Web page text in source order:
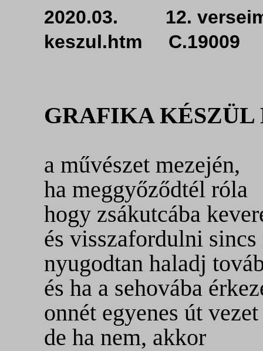
2020.03. 12.
keszul.htm C.19009
GRAFIKA
a művészet mezején,
ha meggyőződtél róla
hogy zsákutcába
és visszafordulni sincs
nyugodtan haladj
és ha a sehovába
onnét egyenes út vezet
de ha nem, akkor